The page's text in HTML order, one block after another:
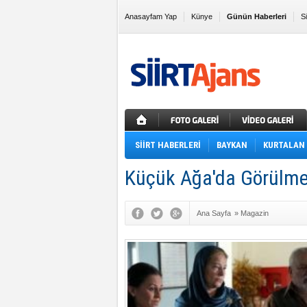
Anasayfam Yap Künye Günün Haberleri
Sık Kullanılanlara Ekle
SİİRT HABERLERİ BAYKAN KURTALAN
Küçük Ağa'da
Ana Sayfa » Magazin